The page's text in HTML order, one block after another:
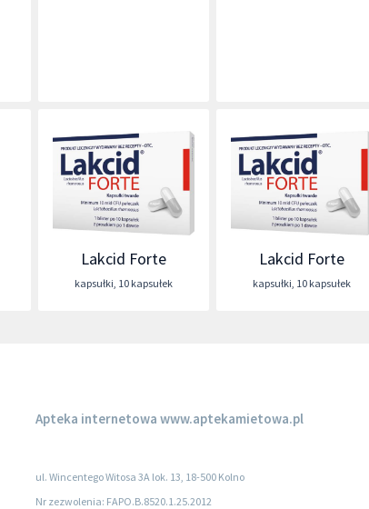
Lakcid Forte
kapsułki, 10 kapsułek
Lakcid Forte
kapsułki, 10 kapsułek
Apteka internetowa www.aptekamietowa.pl
ul. Wincentego Witosa 3A lok. 13, 18-500 Kolno
Nr zezwolenia: FAPO.B.8520.1.25.2012